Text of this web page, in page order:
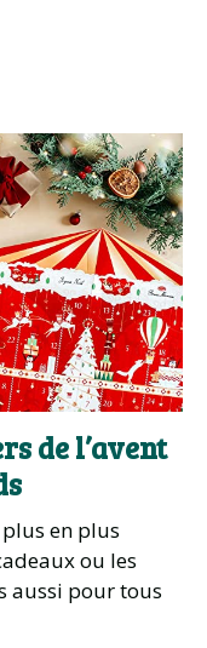
de l’avent
plus en plus
ou les
aussi pour tous